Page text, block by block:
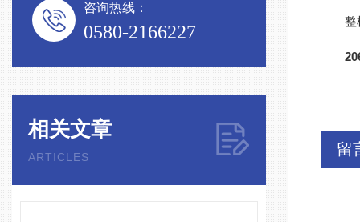
咨询热线：
0580-2166227
相关文章
ARTICLES
整机
留